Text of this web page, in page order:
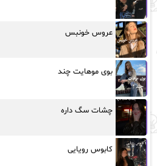
عروس خونبس
بوی موهایت چند
چشات سگ داره
کابوس رویایی